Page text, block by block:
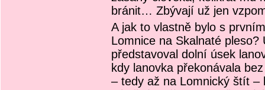
bránit… Zbývají už jen
A jak to vlastně bylo s
Lomnice na Skalnaté pleso?
představoval dolní úsek
kdy lanovka překonávala
– tedy až na Lomnický štít –